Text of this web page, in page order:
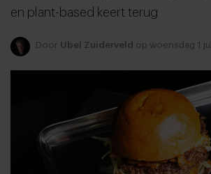
en plant-based keert terug
Door Ubel Zuiderveld op woensdag 1